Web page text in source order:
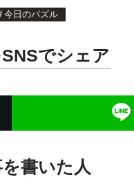
今日のパズル
でシェア
書いた人